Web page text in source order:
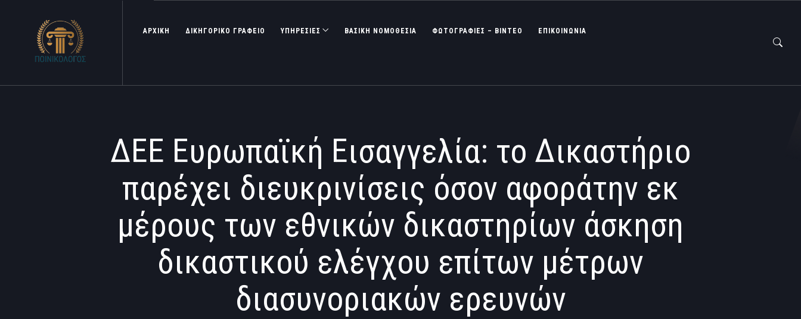
ΑΡΧΙΚΗ ΔΙΚΗΓΟΡΙΚΟ ΓΡΑΦΕΙΟ ΥΠΗΡΕΣΙΕΣ ΒΑΣΙΚΉ ΝΟΜΟΘΕΣΊΑ ΦΩΤΟΓΡΑΦΊΕΣ – ΒΊΝΤΕΟ ΕΠΙΚΟΙΝΩΝΙΑ
ΔΕΕ Ευρωπαϊκή Εισαγγελία: το Δικαστήριο
παρέχει διευκρινίσεις όσον αφοράτην εκ
μέρους των εθνικών δικαστηρίων άσκηση
δικαστικού ελέγχου επίτων μέτρων
διασυνοριακών ερευνών